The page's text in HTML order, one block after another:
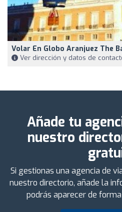
Volar En Globo Aranjuez The
Ver dirección y datos de
Añade tu
nuestro
Si gestionas una agencia de
nuestro directorio, añade la
podrás aparecer de